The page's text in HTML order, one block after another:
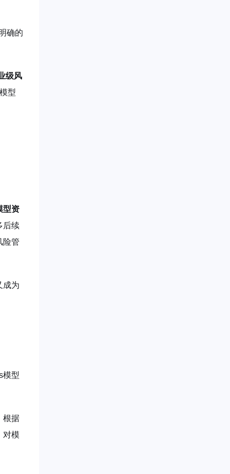
确的
级风
型
型资
后续
险管
成为
模型
根据
对模